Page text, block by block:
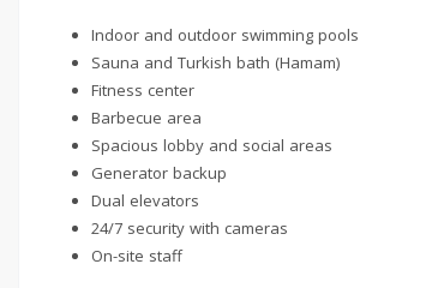
Indoor and outdoor swimming pools
Sauna and Turkish bath (Hamam)
Fitness center
Barbecue area
Spacious lobby and social areas
Generator backup
Dual elevators
24/7 security with cameras
On-site staff